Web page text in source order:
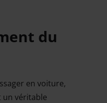
du
en voiture,
un véritable